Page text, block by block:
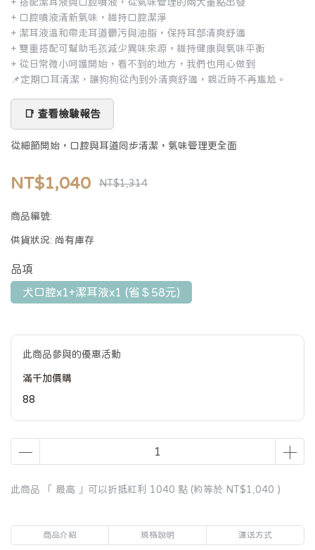
+ 口腔噴液清新氣味，維持口腔潔淨
+ 潔耳液溫和帶走耳道髒污與油脂，保持耳部清爽舒適
+ 雙重搭配可幫助毛孩減少異味來源，維持健康與氣味平衡
+ 從日常微小呵護開始，看不到的地方，我們也用心做到
📌定期口耳清潔，讓狗狗從內到外清爽舒適，親近時不再尷尬。
📑 查看檢驗報告
從細節開始，口腔與耳道同步清潔，氣味管理更全面
NT$1,040 NT$1,314
商品編號:
供貨狀況: 尚有庫存
品項
犬口腔x1+潔耳液x1 (省＄58元)
此商品參與的優惠活動
滿千加價購
88
此商品 「 最高 」可以折抵紅利 1040 點 (約等於 NT$1,040 )
商品介紹 規格說明 運送方式